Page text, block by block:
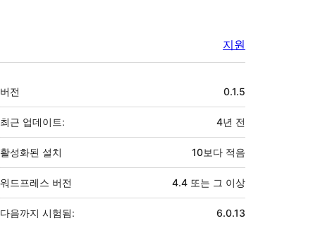
지원
기
초
버전 0.1.5
최근 업데이트: 4년 전
활성화된 설치 10보다 적음
워드프레스 버전 4.4 또는 그 이상
다음까지 시험됨: 6.0.13